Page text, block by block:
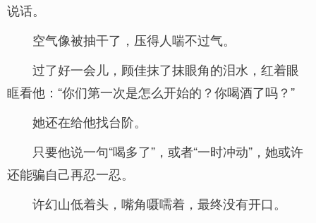
说话。
空气像被抽干了，压得人喘不过气。
过了好一会儿，顾佳抹了抹眼角的泪水，红着眼
眶看他：“你们第一次是怎么开始的？你喝酒了吗？”
她还在给他找台阶。
只要他说一句“喝多了”，或者“一时冲动”，她或许
还能骗自己再忍一忍。
许幻山低着头，嘴角嗫嚅着，最终没有开口。